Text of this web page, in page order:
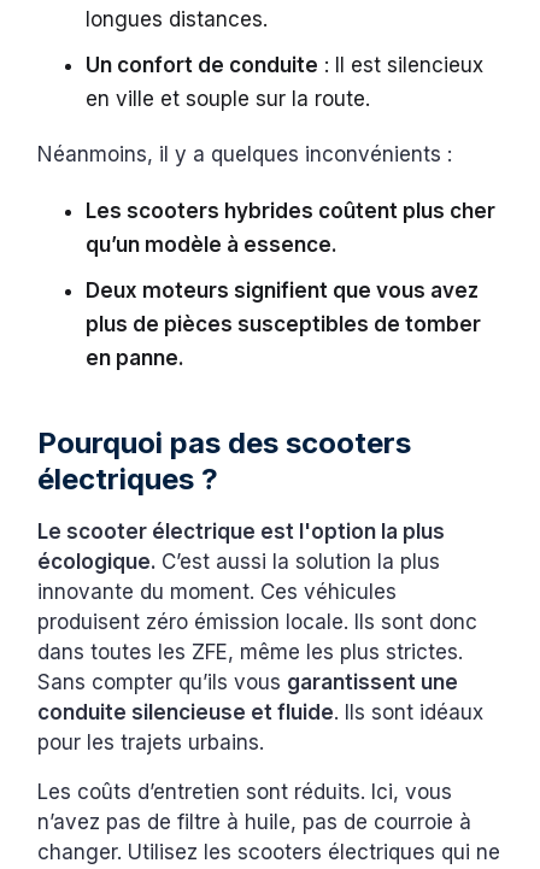
longues distances.
Un confort de conduite : Il est silencieux
en ville et souple sur la route.
Néanmoins, il y a quelques inconvénients :
Les scooters hybrides coûtent plus cher
qu’un modèle à essence.
Deux moteurs signifient que vous avez
plus de pièces susceptibles de tomber
en panne.
Pourquoi pas des scooters
électriques ?
Le scooter électrique est l'option la plus
écologique. C’est aussi la solution la plus
innovante du moment. Ces véhicules
produisent zéro émission locale. Ils sont donc
dans toutes les ZFE, même les plus strictes.
Sans compter qu’ils vous garantissent une
conduite silencieuse et fluide. Ils sont idéaux
pour les trajets urbains.
Les coûts d’entretien sont réduits. Ici, vous
n’avez pas de filtre à huile, pas de courroie à
changer. Utilisez les scooters électriques qui ne